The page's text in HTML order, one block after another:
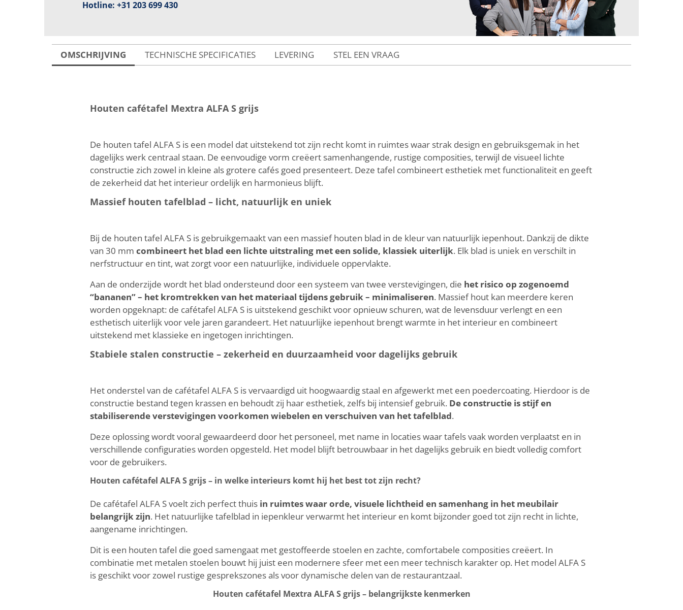
Hotline: +31 203 699 430
OMSCHRIJVING TECHNISCHE SPECIFICATIES LEVERING STEL EEN VRAAG
Houten cafétafel Mextra ALFA S grijs
De houten tafel ALFA S is een model dat uitstekend tot zijn recht komt in ruimtes waar strak design en gebruiksgemak in het
dagelijks werk centraal staan. De eenvoudige vorm creëert samenhangende, rustige composities, terwijl de visueel lichte
constructie zich zowel in kleine als grotere cafés goed presenteert. Deze tafel combineert esthetiek met functionaliteit en geeft
de zekerheid dat het interieur ordelijk en harmonieus blijft.
Massief houten tafelblad – licht, natuurlijk en uniek
Bij de houten tafel ALFA S is gebruikgemaakt van een massief houten blad in de kleur van natuurlijk iepenhout. Dankzij de dikte
van 30 mm combineert het blad een lichte uitstraling met een solide, klassiek uiterlijk. Elk blad is uniek en verschilt in
nerfstructuur en tint, wat zorgt voor een natuurlijke, individuele oppervlakte.
Aan de onderzijde wordt het blad ondersteund door een systeem van twee verstevigingen, die het risico op zogenoemd
“bananen” – het kromtrekken van het materiaal tijdens gebruik – minimaliseren. Massief hout kan meerdere keren
worden opgeknapt: de cafétafel ALFA S is uitstekend geschikt voor opnieuw schuren, wat de levensduur verlengt en een
esthetisch uiterlijk voor vele jaren garandeert. Het natuurlijke iepenhout brengt warmte in het interieur en combineert
uitstekend met klassieke en ingetogen inrichtingen.
Stabiele stalen constructie – zekerheid en duurzaamheid voor dagelijks gebruik
Het onderstel van de cafétafel ALFA S is vervaardigd uit hoogwaardig staal en afgewerkt met een poedercoating. Hierdoor is de
constructie bestand tegen krassen en behoudt zij haar esthetiek, zelfs bij intensief gebruik. De constructie is stijf en
stabiliserende verstevigingen voorkomen wiebelen en verschuiven van het tafelblad.
Deze oplossing wordt vooral gewaardeerd door het personeel, met name in locaties waar tafels vaak worden verplaatst en in
verschillende configuraties worden opgesteld. Het model blijft betrouwbaar in het dagelijks gebruik en biedt volledig comfort
voor de gebruikers.
Houten cafétafel ALFA S grijs – in welke interieurs komt hij het best tot zijn recht?
De cafétafel ALFA S voelt zich perfect thuis in ruimtes waar orde, visuele lichtheid en samenhang in het meubilair
belangrijk zijn. Het natuurlijke tafelblad in iepenkleur verwarmt het interieur en komt bijzonder goed tot zijn recht in lichte,
aangename inrichtingen.
Dit is een houten tafel die goed samengaat met gestoffeerde stoelen en zachte, comfortabele composities creëert. In
combinatie met metalen stoelen bouwt hij juist een modernere sfeer met een meer technisch karakter op. Het model ALFA S
is geschikt voor zowel rustige gesprekszones als voor dynamische delen van de restaurantzaal.
Houten cafétafel Mextra ALFA S grijs – belangrijkste kenmerken